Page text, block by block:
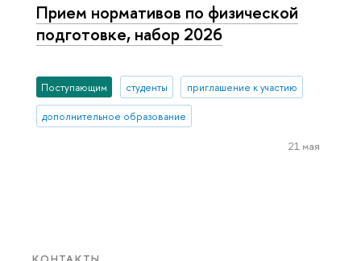
Прием нормативов по физической
подготовке, набор 2026
Поступающим студенты приглашение к участию
дополнительное образование
21 мая